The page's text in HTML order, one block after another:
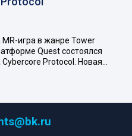
игра в жанре Tower
Quest состоялся
Protocol. Новая…